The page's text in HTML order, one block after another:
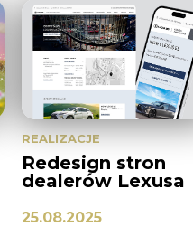
REALIZACJE
Redesign stron
dealerów Lexusa
25.08.2025